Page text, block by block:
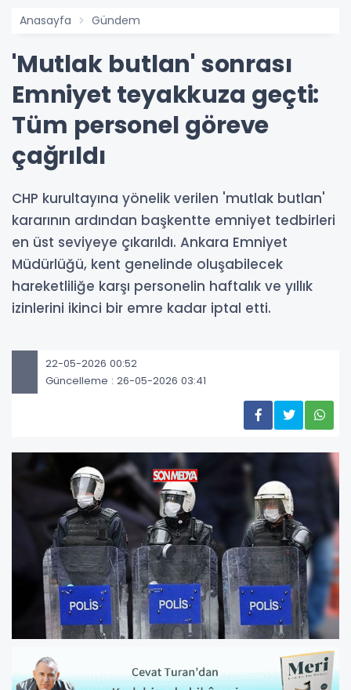
Anasayfa Gündem
'Mutlak butlan' sonrası
Emniyet teyakkuza geçti:
Tüm personel göreve
çağrıldı
CHP kurultayına yönelik verilen 'mutlak butlan'
kararının ardından başkentte emniyet tedbirleri
en üst seviyeye çıkarıldı. Ankara Emniyet
Müdürlüğü, kent genelinde oluşabilecek
hareketliliğe karşı personelin haftalık ve yıllık
izinlerini ikinci bir emre kadar iptal etti.
22-05-2026 00:52
Güncelleme : 26-05-2026 03:41